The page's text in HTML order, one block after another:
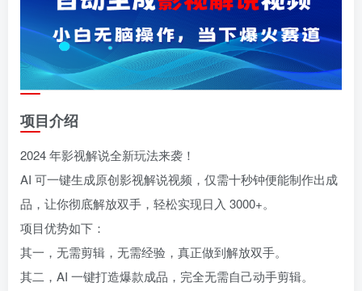
项目介绍
2024 年影视解说全新玩法来袭！
AI 可一键生成原创影视解说视频，仅需十秒钟便能制作出成
品，让你彻底解放双手，轻松实现日入 3000+。
项目优势如下：
其一，无需剪辑，无需经验，真正做到解放双手。
其二，AI 一键打造爆款成品，完全无需自己动手剪辑。